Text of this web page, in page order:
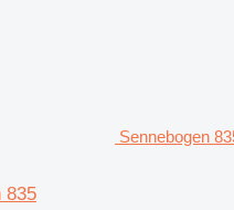
Sennebogen
835